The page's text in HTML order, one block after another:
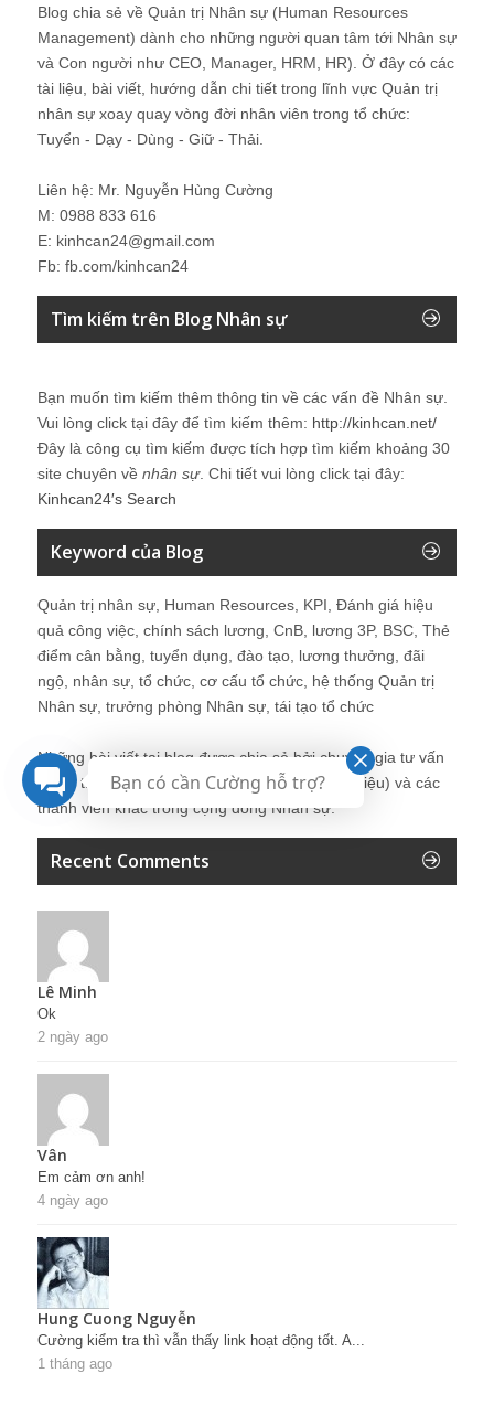
Blog chia sẻ về Quản trị Nhân sự (Human Resources
Management) dành cho những người quan tâm tới Nhân sự
và Con người như CEO, Manager, HRM, HR). Ở đây có các
tài liệu, bài viết, hướng dẫn chi tiết trong lĩnh vực Quản trị
nhân sự xoay quay vòng đời nhân viên trong tổ chức:
Tuyển - Dạy - Dùng - Giữ - Thải.
Liên hệ: Mr. Nguyễn Hùng Cường
M: 0988 833 616
E: kinhcan24@gmail.com
Fb: fb.com/kinhcan24
Tìm kiếm trên Blog Nhân sự
Bạn muốn tìm kiếm thêm thông tin về các vấn đề Nhân sự
Vui lòng click tại đây để tìm kiếm thêm: http://kinhcan.net/
Đây là công cụ tìm kiếm được tích hợp tìm kiếm khoảng 30
site chuyên về nhân sự. Chi tiết vui lòng click tại đây:
Kinhcan24′s Search
Keyword của Blog
Quản trị nhân sự, Human Resources, KPI, Đánh giá hiệu
quả công việc, chính sách lương, CnB, lương 3P, BSC, Thẻ
điểm cân bằng, tuyển dụng, đào tạo, lương thưởng, đãi
ngộ, nhân sự, tổ chức, cơ cấu tổ chức, hệ thống Quản trị
Nhân sự, trưởng phòng Nhân sự, tái tạo tổ chức
Những bài viết tại blog được chia sẻ bởi chuyên gia tư vấn
Quản trị Nhân sự Nguyễn Hùng Cường (giới thiệu) và các
thành viên khác trong cộng đồng Nhân sự.
Recent Comments
Lê Minh
Ok
2 ngày ago
Vân
Em cảm ơn anh!
4 ngày ago
Hung Cuong Nguyễn
Cường kiểm tra thì vẫn thấy link hoạt động tốt. A...
1 tháng ago
Bạn có cần Cường hỗ trợ?